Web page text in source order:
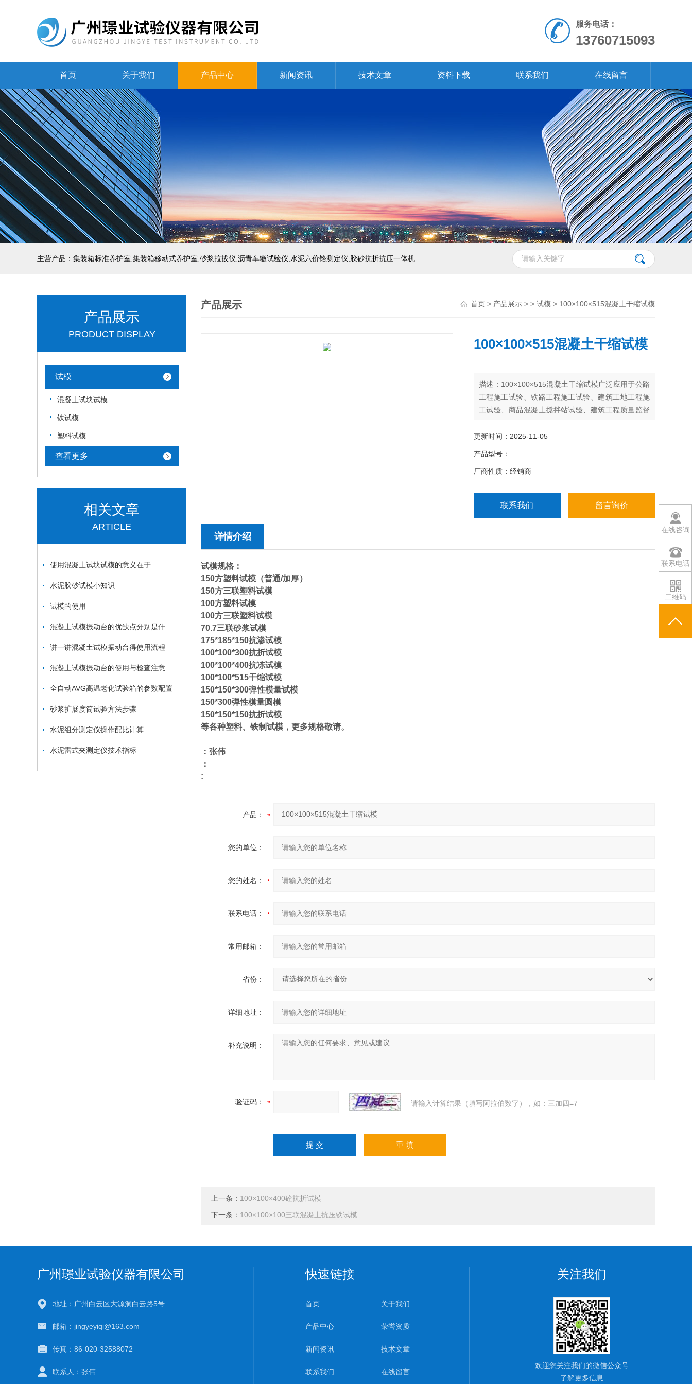
服务电话：
13760715093
首页 关于我们 产品中心 新闻资讯 技术文章 资料下载 联系我们 在线留言
主营产品：集装箱标准养护室,集装箱移动式养护室,砂浆拉拔仪,沥青车辙试验仪,水泥六价铬测定仪,胶砂抗折抗压一体机
产品展示
PRODUCT DISPLAY
试模
混凝土试块试模
铁试模
塑料试模
查看更多
相关文章
ARTICLE
使用混凝土试块试模的意义在于
水泥胶砂试模小知识
试模的使用
讲一讲混凝土试模振动台得使用流程
全自动AVG高温老化试验箱的参数配置
砂浆扩展度筒试验方法步骤
水泥组分测定仪操作配比计算
水泥雷式夹测定仪技术指标
产品展示 首页 > 产品展示 > > 试模 > 100×100×515混凝土干缩试模
100×100×515混凝土干缩试模
描述：100×100×515混凝土干缩试模广泛应用于公路
工程施工试验、铁路工程施工试验、建筑工地工程施
工试验、商品混凝土搅拌站试验、建筑工程质量监督
验，投入市场几年内取得了*的好评。
更新时间：2025-11-05
产品型号：
厂商性质：经销商
联系我们 留言询价
详情介绍
试模规格：
150方塑料试模（普通/加厚）
150方三联塑料试模
100方塑料试模
100方三联塑料试模
70.7三联砂浆试模
175*185*150抗渗试模
100*100*300抗折试模
100*100*400抗冻试模
100*100*515干缩试模
150*150*300弹性模量试模
150*300弹性模量圆模
150*150*150抗折试模
等各种塑料、铁制试模，更多规格敬请。
：张伟
：
:
产品：
您的单位：
您的姓名：
联系电话：
常用邮箱：
省份：
详细地址：
补充说明：
验证码： 请输入计算结果（填写阿拉伯数字），如：三加四=7
上一条： 100×100×400砼抗折试模
下一条： 100×100×100三联混凝土抗压铁试模
广州璟业试验仪器有限公司
地址：广州白云区大源洞白云路5号
邮箱：jingyeyiqi@163.com
传真：86-020-32588072
联系人：张伟
快速链接
首页 关于我们
产品中心 荣誉资质
新闻资讯 技术文章
联系我们 在线留言
关注我们
欢迎您关注我们的微信公众号
了解更多信息
在线咨询
联系电话
二维码